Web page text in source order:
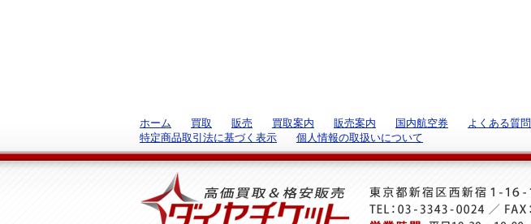
ホーム 買取 販売 買取案内 販売案内 国内航空券 よくある質問
特定商品取引法に基づく表示
個人情報の取扱いについて